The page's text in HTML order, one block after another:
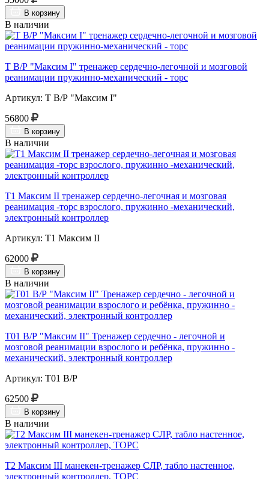
В корзину
В наличии
Т В/Р "Максим I" тренажер сердечно-легочной и мозговой
реанимации пружинно-механический - торс
Артикул: Т В/Р "Максим I"
56800
В корзину
В наличии
Т1 Максим II тренажер сердечно-легочная и мозговая
реанимация -торс взрослого, пружинно -механический,
электронный контроллер
Артикул: Т1 Максим II
62000
В корзину
В наличии
Т01 В/Р "Максим II" Тренажер сердечно - легочной и
мозговой реанимации взрослого и ребёнка, пружинно -
механический, электронный контроллер
Артикул: Т01 В/Р
62500
В корзину
В наличии
Т2 Максим III манекен-тренажер СЛР, табло настенное,
электронный контроллер, ТОРС